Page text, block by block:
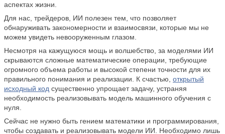
аспектах жизни.
Для нас, трейдеров, ИИ полезен тем, что позволяет
обнаруживать закономерности и взаимосвязи, которые мы не
можем увидеть невооруженным глазом.
Несмотря на кажущуюся мощь и волшебство, за моделями ИИ
скрываются сложные математические операции, требующие
огромного объема работы и высокой степени точности для их
правильного понимания и реализации. К счастью, открытый
исходный код существенно упрощает задачу, устраняя
необходимость реализовывать модель машинного обучения с
нуля.
Сейчас не нужно быть гением математики и программирования,
чтобы создавать и реализовывать модели ИИ. Необходимо лишь